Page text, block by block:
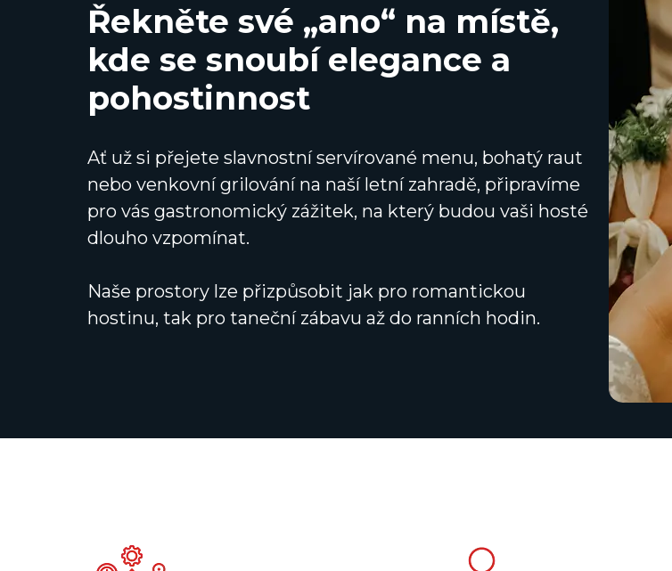
Řekněte své „ano“ na místě,
kde se snoubí elegance a
pohostinnost
Ať už si přejete slavnostní servírované menu, bohatý raut
nebo venkovní grilování na naší letní zahradě, připravíme
pro vás gastronomický zážitek, na který budou vaši hosté
dlouho vzpomínat.
Naše prostory lze přizpůsobit jak pro romantickou
hostinu, tak pro taneční zábavu až do ranních hodin.